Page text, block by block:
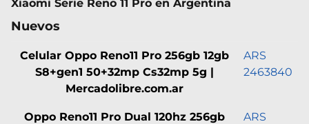
Xiaomi Serie Reno 11 Pro en Argentina
Nuevos
Celular Oppo Reno11 Pro 256gb 12gb
S8+gen1 50+32mp Cs32mp 5g |
Mercadolibre.com.ar
ARS
2463840
Oppo Reno11 Pro Dual 120hz 256gb
ARS